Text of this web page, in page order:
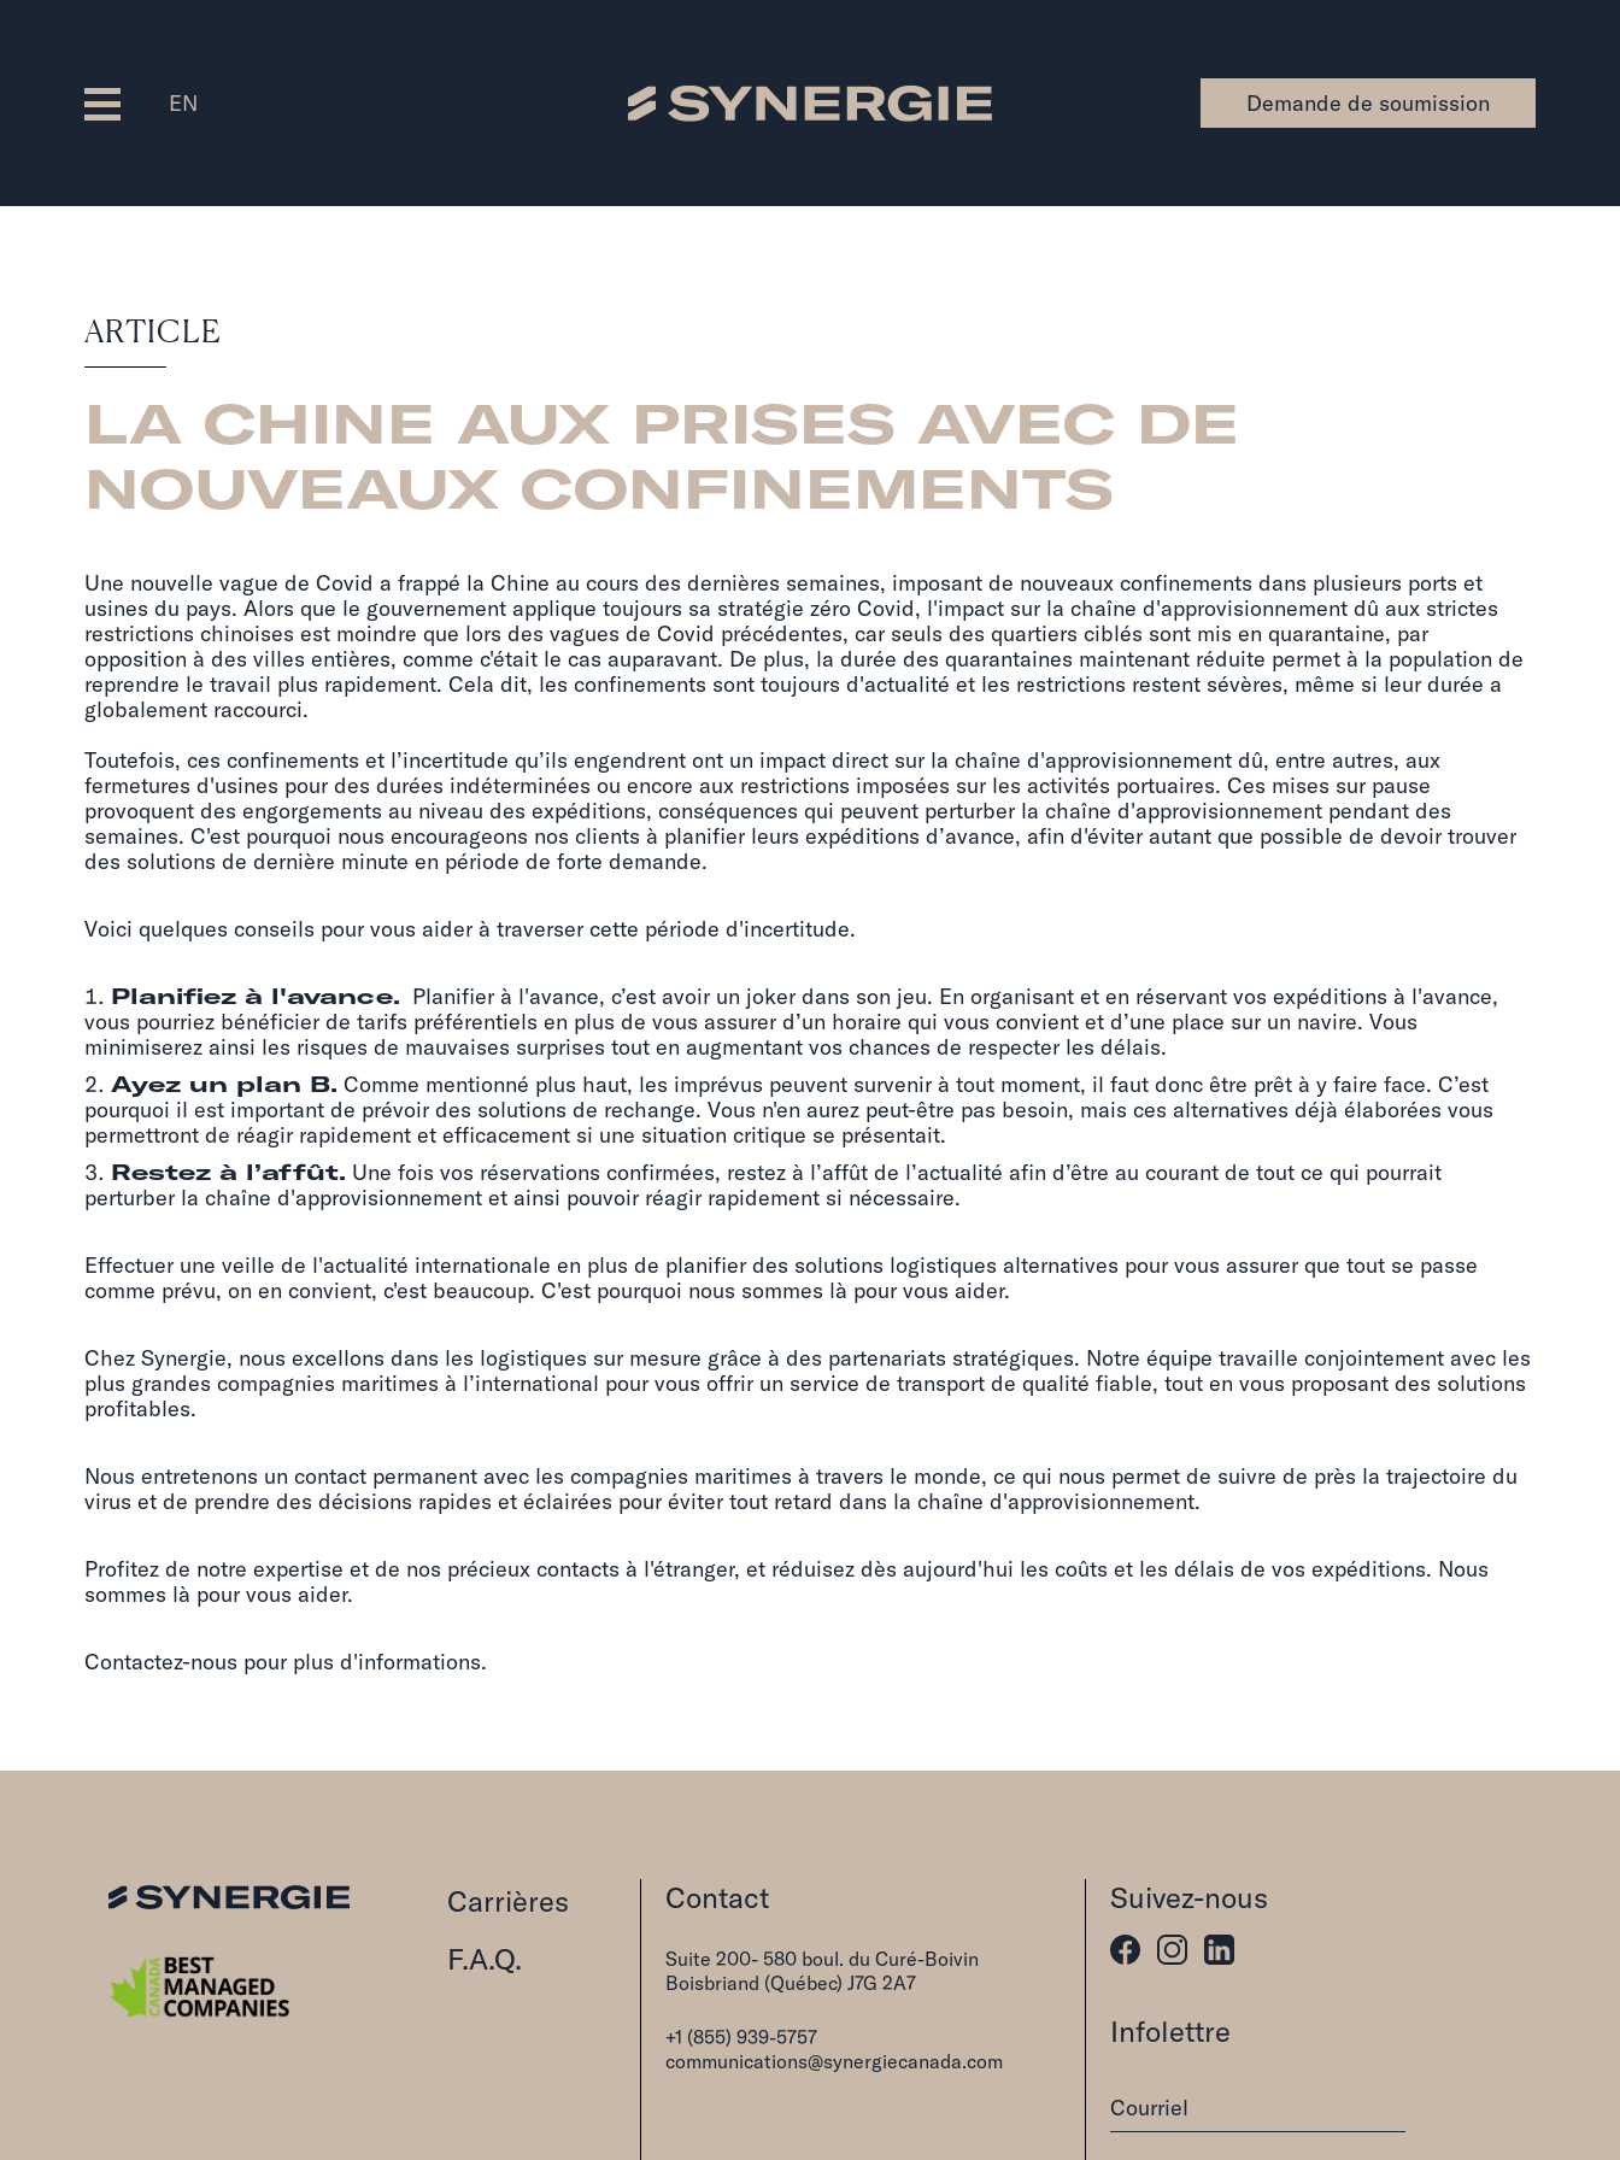
EN Demande de soumission
ARTICLE
LA CHINE AUX PRISES AVEC DE
NOUVEAUX CONFINEMENTS
Une nouvelle vague de Covid a frappé la Chine au cours des dernières semaines, imposant de nouveaux confinements dans plusieurs ports et
usines du pays. Alors que le gouvernement applique toujours sa stratégie zéro Covid, l'impact sur la chaîne d'approvisionnement dû aux strictes
restrictions chinoises est moindre que lors des vagues de Covid précédentes, car seuls des quartiers ciblés sont mis en quarantaine, par
opposition à des villes entières, comme c'était le cas auparavant. De plus, la durée des quarantaines maintenant réduite permet à la population de
reprendre le travail plus rapidement. Cela dit, les confinements sont toujours d'actualité et les restrictions restent sévères, même si leur durée a
globalement raccourci.
Toutefois, ces confinements et l’incertitude qu’ils engendrent ont un impact direct sur la chaîne d'approvisionnement dû, entre autres, aux
fermetures d'usines pour des durées indéterminées ou encore aux restrictions imposées sur les activités portuaires. Ces mises sur pause
provoquent des engorgements au niveau des expéditions, conséquences qui peuvent perturber la chaîne d'approvisionnement pendant des
semaines. C'est pourquoi nous encourageons nos clients à planifier leurs expéditions d’avance, afin d'éviter autant que possible de devoir trouver
des solutions de dernière minute en période de forte demande.
Voici quelques conseils pour vous aider à traverser cette période d'incertitude.
Planifiez à l'avance. Planifier à l'avance, c’est avoir un joker dans son jeu. En organisant et en réservant vos expéditions à l'avance,
vous pourriez bénéficier de tarifs préférentiels en plus de vous assurer d’un horaire qui vous convient et d’une place sur un navire. Vous
minimiserez ainsi les risques de mauvaises surprises tout en augmentant vos chances de respecter les délais.
Ayez un plan B. Comme mentionné plus haut, les imprévus peuvent survenir à tout moment, il faut donc être prêt à y faire face. C’est
pourquoi il est important de prévoir des solutions de rechange. Vous n'en aurez peut-être pas besoin, mais ces alternatives déjà élaborées vous
permettront de réagir rapidement et efficacement si une situation critique se présentait.
Restez à l’affût. Une fois vos réservations confirmées, restez à l’affût de l’actualité afin d’être au courant de tout ce qui pourrait
perturber la chaîne d'approvisionnement et ainsi pouvoir réagir rapidement si nécessaire.
Effectuer une veille de l'actualité internationale en plus de planifier des solutions logistiques alternatives pour vous assurer que tout se passe
comme prévu, on en convient, c'est beaucoup. C'est pourquoi nous sommes là pour vous aider.
Chez Synergie, nous excellons dans les logistiques sur mesure grâce à des partenariats stratégiques. Notre équipe travaille conjointement avec les
plus grandes compagnies maritimes à l’international pour vous offrir un service de transport de qualité fiable, tout en vous proposant des solutions
profitables.
Nous entretenons un contact permanent avec les compagnies maritimes à travers le monde, ce qui nous permet de suivre de près la trajectoire du
virus et de prendre des décisions rapides et éclairées pour éviter tout retard dans la chaîne d'approvisionnement.
Profitez de notre expertise et de nos précieux contacts à l'étranger, et réduisez dès aujourd'hui les coûts et les délais de vos expéditions. Nous
sommes là pour vous aider.
Contactez-nous pour plus d'informations.
Carrières
F.A.Q.
Contact
Suite 200- 580 boul. du Curé-Boivin
Boisbriand (Québec) J7G 2A7
+1 (855) 939-5757
communications@synergiecanada.com
Suivez-nous
Infolettre